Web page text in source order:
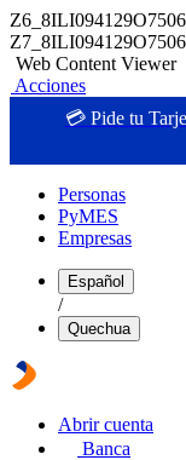
Web Content Viewer
Acciones
💳 Pide tu
Personas
PyMES
Empresas
Español
/
Quechua
Abrir cuenta
Banca